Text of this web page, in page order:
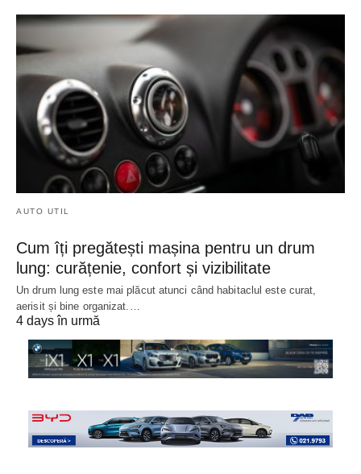
AUTO UTIL
Cum îți pregătești mașina pentru un drum
lung: curățenie, confort și vizibilitate
Un drum lung este mai plăcut atunci când habitaclul este curat,
aerisit și bine organizat.…
4 days în urmă